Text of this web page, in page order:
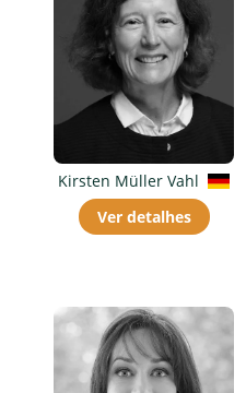
Kirsten Müller Vahl
Ver detalhes